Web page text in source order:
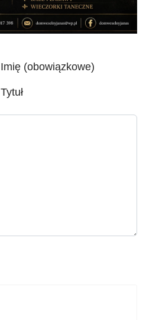
Imię (obowiązkowe)
Tytuł